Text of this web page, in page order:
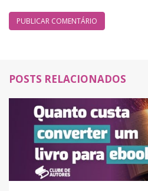
POSTS RELACIONADOS